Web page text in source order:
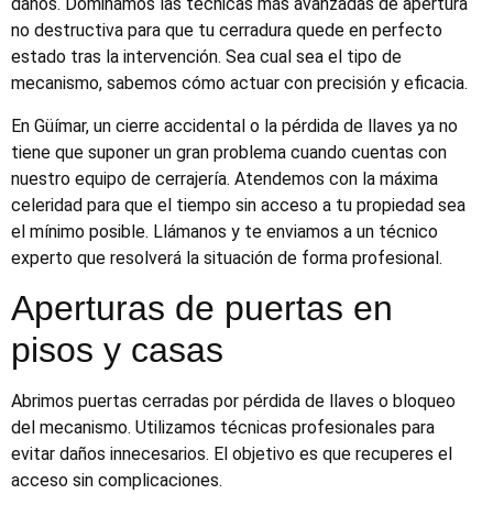
no destructiva para que tu cerradura quede en perfecto
estado tras la intervención. Sea cual sea el tipo de
mecanismo, sabemos cómo actuar con precisión y eficacia.
En Güímar, un cierre accidental o la pérdida de llaves ya no
tiene que suponer un gran problema cuando cuentas con
nuestro equipo de cerrajería. Atendemos con la máxima
celeridad para que el tiempo sin acceso a tu propiedad sea
el mínimo posible. Llámanos y te enviamos a un técnico
experto que resolverá la situación de forma profesional.
Aperturas de puertas en
pisos y casas
Abrimos puertas cerradas por pérdida de llaves o bloqueo
del mecanismo. Utilizamos técnicas profesionales para
evitar daños innecesarios. El objetivo es que recuperes el
acceso sin complicaciones.